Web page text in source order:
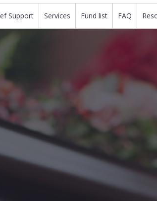
Support Services Fund list FAQ